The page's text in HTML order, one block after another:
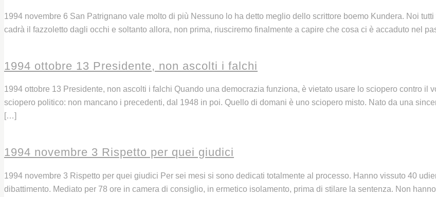
1994 novembre 6 San Patrignano vale molto di più Nessuno lo ha detto meglio dello scrittore boemo Kundera. Noi
cadrà il fazzoletto dagli occhi e soltanto allora, non prima, riusciremo finalmente a capire che cosa ci è accaduto nel
1994 ottobre 13 Presidente, non ascolti i falchi
1994 ottobre 13 Presidente, non ascolti i falchi Quando una democrazia funziona, è vietato usare lo sciopero contro il
sciopero politico: non mancano i precedenti, dal 1948 in poi. Quello di domani è uno sciopero misto. Nato da una
[…]
1994 novembre 3 Rispetto per quei giudici
1994 novembre 3 Rispetto per quei giudici Per sei mesi si sono dedicati totalmente al processo. Hanno vissuto 40
dibattimento. Mediato per 78 ore in camera di consiglio, in ermetico isolamento, prima di stilare la sentenza. Non